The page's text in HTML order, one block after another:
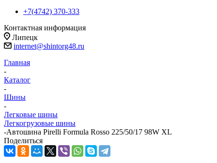
+7(4742) 370-333
Контактная информация
Липецк
internet@shintorg48.ru
Главная
-
Каталог
-
Шины
-
Легковые шины
Легкогрузовые шины
-Автошина Pirelli Formula Rosso 225/50/17 98W XL
Поделиться